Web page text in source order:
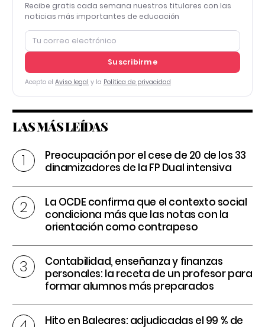
Recibe gratis cada semana nuestros titulares con las
noticias más importantes de educación
Suscribirme
Acepto el Aviso legal y la Política de privacidad
LAS MÁS LEÍDAS
Preocupación por el cese de 20 de los 33
dinamizadores de la FP Dual intensiva
La OCDE confirma que el contexto social
condiciona más que las notas con la
orientación como contrapeso
Contabilidad, enseñanza y finanzas
personales: la receta de un profesor para
formar alumnos más preparados
Hito en Baleares: adjudicadas el 99 % de